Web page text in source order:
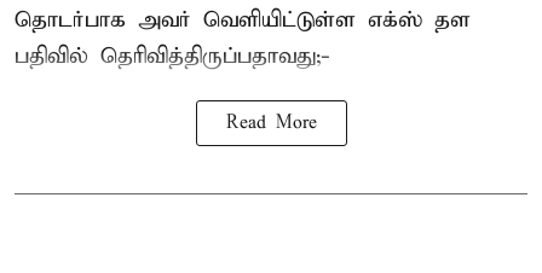
தொடர்பாக அவர் வெளியிட்டுள்ள எக்ஸ் தள
பதிவில் தெரிவித்திருப்பதாவது;-
Read More